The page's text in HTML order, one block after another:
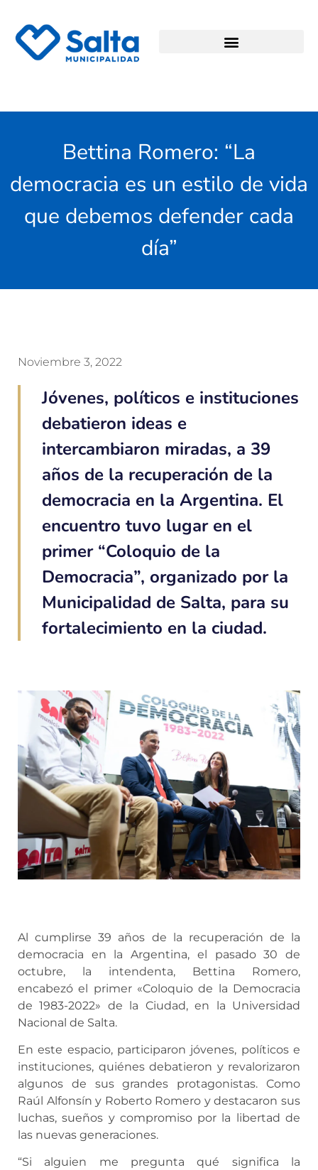
Bettina Romero: “La
democracia es un estilo de vida
que debemos defender cada
día”
Noviembre 3, 2022
Jóvenes, políticos e instituciones
debatieron ideas e
intercambiaron miradas, a 39
años de la recuperación de la
democracia en la Argentina. El
encuentro tuvo lugar en el
primer “Coloquio de la
Democracia”, organizado por la
Municipalidad de Salta, para su
fortalecimiento en la ciudad.
Al cumplirse 39 años de la recuperación de la
democracia en la Argentina, el pasado 30 de
octubre, la intendenta, Bettina Romero,
encabezó el primer «Coloquio de la Democracia
de 1983-2022» de la Ciudad, en la Universidad
Nacional de Salta.
En este espacio, participaron jóvenes, políticos e
instituciones, quiénes debatieron y revalorizaron
algunos de sus grandes protagonistas. Como
Raúl Alfonsín y Roberto Romero y destacaron sus
luchas, sueños y compromiso por la libertad de
las nuevas generaciones.
“Si alguien me pregunta qué significa la